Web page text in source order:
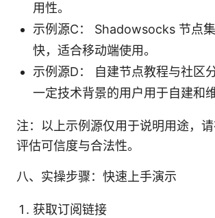
用性。
示例源C： Shadowsocks 节点
快，适合移动端使用。
示例源D： 自建节点教程与社区
一定技术背景的用户用于自建和维
注：以上示例源仅用于说明用途，
评估可信度与合法性。
八、实操步骤：快速上手演示
获取订阅链接